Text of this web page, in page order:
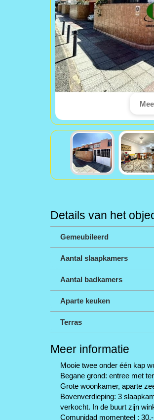
Details van het
Gemeubileerd
Aantal slaapkamers
Aantal badkamers
Aparte keuken
Terras
Meer informatie
Mooie twee onder één kap
Begane grond: entree met
Grote woonkamer, aparte
Bovenverdieping: 3
verkocht. In de buurt zijn
Comunidad momenteel :